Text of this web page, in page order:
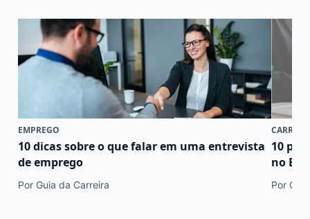
EMPREGO
10 dicas sobre o que falar em uma entrevista
de emprego
Por Guia da Carreira
10
no
Por